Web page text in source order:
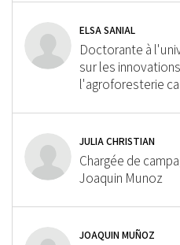
ELSA SANIAL
Doctorante à
sur les
l'agroforesterie
JULIA CHRISTIAN
Chargée de
Joaquin Munoz
JOAQUIN MUÑOZ